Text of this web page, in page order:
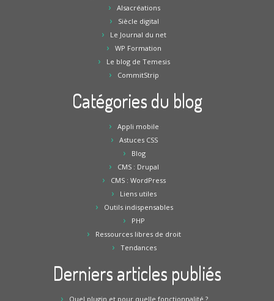
Alsacréations
Siècle digital
Le Journal du net
WP Formation
Le blog de Temesis
CommitStrip
Catégories du blog
Appli mobile
Astuces CSS
Blog
CMS : Drupal
CMS : WordPress
Liens utiles
Outils indispensables
PHP
Ressources libres de droit
Tendances
Derniers articles publiés
Quel plugin et pour quelle fonctionnalité ?